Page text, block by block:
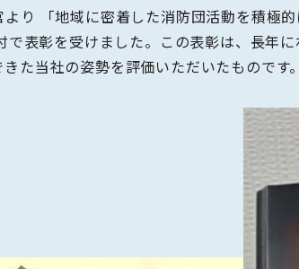
り 「地域に密着した消防団活動を積極
表彰を受けました。この表彰は、長年
た当社の姿勢を評価いただいたものです。